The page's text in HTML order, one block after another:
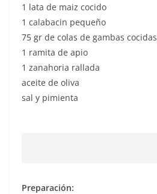
1 lata de maiz cocido
1 calabacin pequeño
75 gr de colas de gambas cocidas
1 ramita de apio
1 zanahoria rallada
aceite de oliva
sal y pimienta
Preparación: